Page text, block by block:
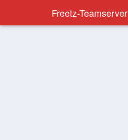
Freetz-Teamserver